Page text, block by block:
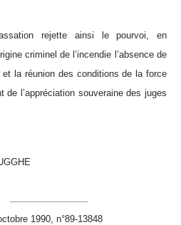
rejette ainsi le pourvoi, en
criminel de l’incendie l’absence de
et la réunion des conditions de la force
de l’appréciation souveraine des juges
1990, n°89-13848